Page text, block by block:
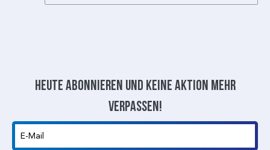
Heute abonnieren und keine aktion mehr
verpassen!